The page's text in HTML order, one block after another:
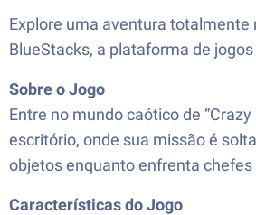
Explore uma aventura totalmente
BlueStacks, a plataforma de
Sobre o Jogo
Entre no mundo caótico de
escritório, onde sua missão é
objetos enquanto enfrenta
Características do Jogo